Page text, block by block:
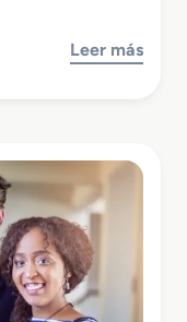
Leer más